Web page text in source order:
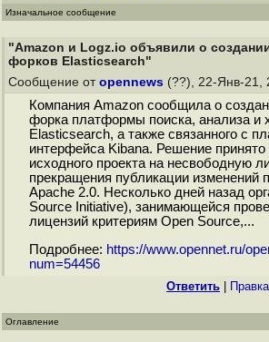
Изначальное сообщение
"Amazon и Logz.io объявили о
форков Elasticsearch"
Сообщение от opennews (??), 22-Янв-21,
Компания Amazon сообщила о
форка платформы поиска, анализа и
Elasticsearch, а также связанного с
интерфейса Kibana. Решение
исходного проекта на несвободную
прекращения публикации изменений
Apache 2.0. Несколько дней назад
Source Initiative), занимающейся
лицензий критериям Open Source,...
Подробнее: https://www.opennet.ru/
num=54456
Ответить Правка
Оглавление